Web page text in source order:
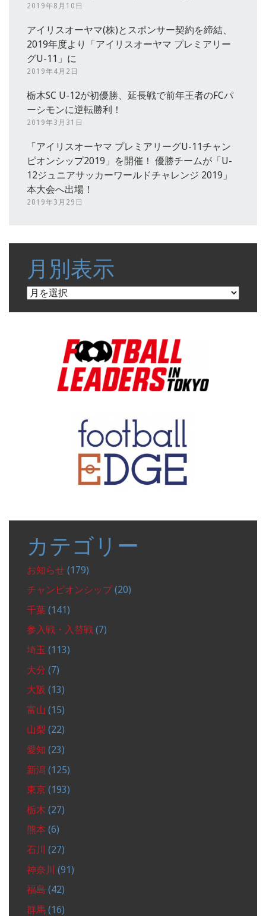
2019年8月10日
アイリスオーヤマ(株)とスポンサー契約を締結、
2019年度より「アイリスオーヤマ プレミアリー
グU-11」に
2019年4月2日
栃木SC U-12が初優勝、延長戦で前年王者のFCパ
ーシモンに逆転勝利！
2019年3月31日
「アイリスオーヤマ プレミアリーグU-11チャン
ピオンシップ2019」を開催！ 優勝チームが「U-
12ジュニアサッカーワールドチャレンジ 2019」
本大会へ出場！
2019年3月29日
月別表示
月
カテゴリー
お知らせ (179)
チャンピオンシップ(20)
千葉 (141)
参入戦・入替戦 (7)
埼玉 (113)
大分 (7)
大阪 (13)
富山 (15)
山梨 (22)
愛知 (23)
新潟 (125)
東京 (193)
栃木 (27)
熊本 (6)
石川 (27)
神奈川 (91)
福島 (42)
群馬 (16)